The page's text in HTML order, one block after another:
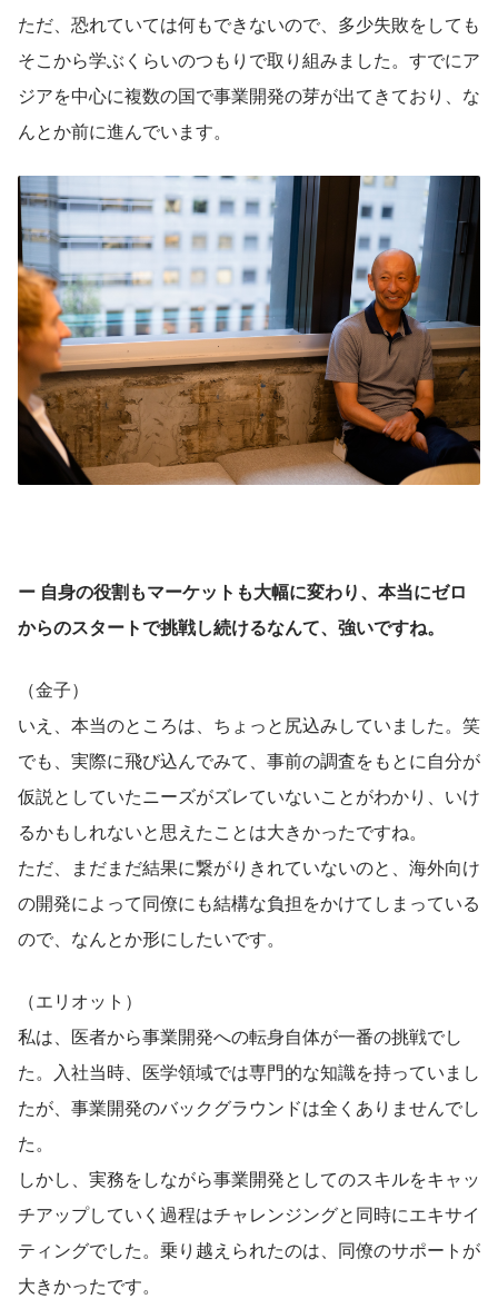
ただ、恐れていては何もできないので、多少失敗をしても
そこから学ぶくらいのつもりで取り組みました。すでにア
ジアを中心に複数の国で事業開発の芽が出てきており、な
んとか前に進んでいます。
ー 自身の役割もマーケットも大幅に変わり、本当にゼロ
からのスタートで挑戦し続けるなんて、強いですね。
（金子）
いえ、本当のところは、ちょっと尻込みしていました。笑
でも、実際に飛び込んでみて、事前の調査をもとに自分が
仮説としていたニーズがズレていないことがわかり、いけ
るかもしれないと思えたことは大きかったですね。
ただ、まだまだ結果に繋がりきれていないのと、海外向け
の開発によって同僚にも結構な負担をかけてしまっている
ので、なんとか形にしたいです。
（エリオット）
私は、医者から事業開発への転身自体が一番の挑戦でし
た。入社当時、医学領域では専門的な知識を持っていまし
たが、事業開発のバックグラウンドは全くありませんでし
た。
しかし、実務をしながら事業開発としてのスキルをキャッ
チアップしていく過程はチャレンジングと同時にエキサイ
ティングでした。乗り越えられたのは、同僚のサポートが
大きかったです。